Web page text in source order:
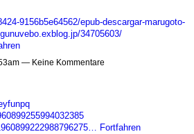
9156b5e64562/epub-descargar-marugoto-
34705603/
— Keine Kommentare
Fortfahren